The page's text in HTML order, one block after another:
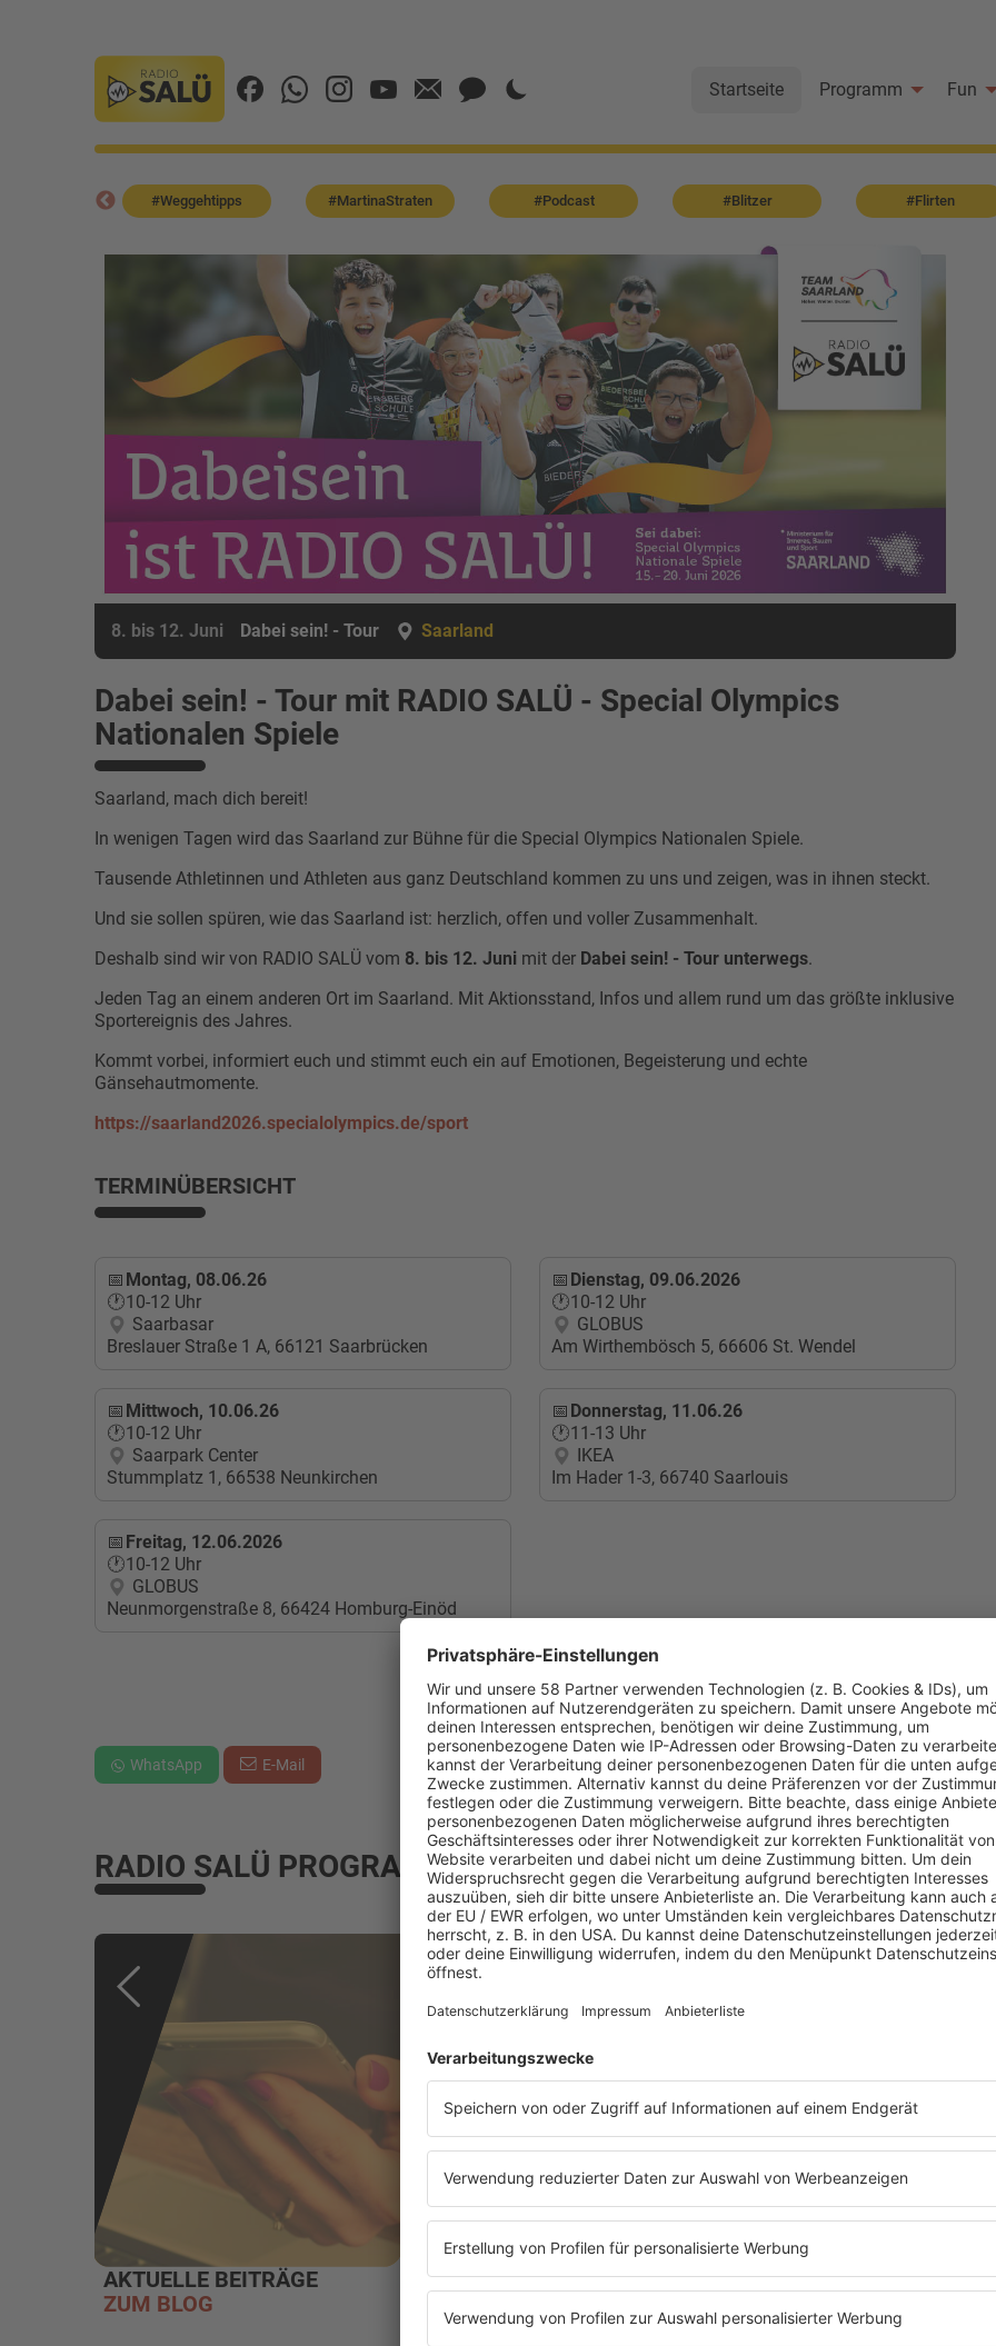
Startseite Programm Fun
#Weggehtipps #MartinaStraten #Podcast #Blitzer #Flirten
8. bis 12. Juni Dabei sein! - Tour Saarland
Dabei sein! - Tour mit RADIO SALÜ - Special Olympics
Nationalen Spiele
Saarland, mach dich bereit!
In wenigen Tagen wird das Saarland zur Bühne für die Special Olympics Nationalen Spiele.
Tausende Athletinnen und Athleten aus ganz Deutschland kommen zu uns und zeigen, was in ihnen steckt.
Und sie sollen spüren, wie das Saarland ist: herzlich, offen und voller Zusammenhalt.
Deshalb sind wir von RADIO SALÜ vom 8. bis 12. Juni mit der Dabei sein! - Tour unterwegs.
Jeden Tag an einem anderen Ort im Saarland. Mit Aktionsstand, Infos und allem rund um das größte inklusive
Sportereignis des Jahres.
Kommt vorbei, informiert euch und stimmt euch ein auf Emotionen, Begeisterung und echte
Gänsehautmomente.
https://saarland2026.specialolympics.de/sport
TERMINÜBERSICHT
Montag, 08.06.26
10-12 Uhr
Saarbasar
Breslauer Straße 1 A, 66121 Saarbrücken
Dienstag, 09.06.2026
10-12 Uhr
GLOBUS
Am Wirthembösch 5, 66606 St. Wendel
Mittwoch, 10.06.26
10-12 Uhr
Saarpark Center
Stummplatz 1, 66538 Neunkirchen
Donnerstag, 11.06.26
11-13 Uhr
IKEA
Im Hader 1-3, 66740 Saarlouis
Freitag, 12.06.2026
10-12 Uhr
GLOBUS
Neunmorgenstraße 8, 66424 Homburg-Einöd
WhatsApp E-Mail
RADIO SALÜ PROGRAMM
AKTUELLE BEITRÄGE
ZUM BLOG
WEBRADIOS
PODCAST